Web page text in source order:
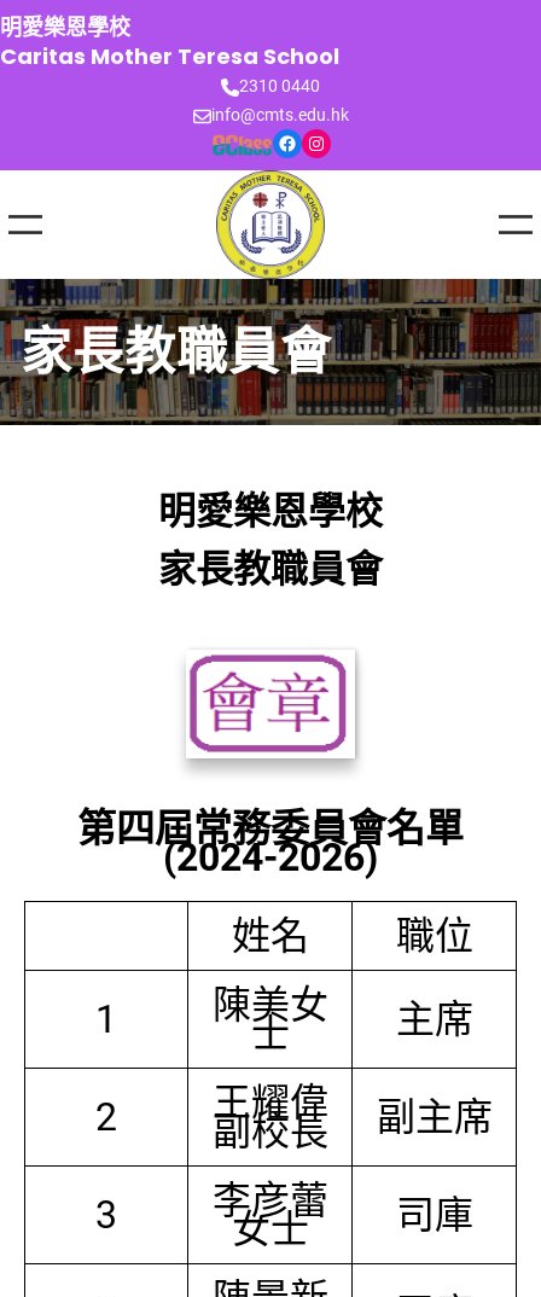
跳
至
主
明愛樂恩學校
Caritas Mother Teresa School
2310 0440
info@cmts.edu.hk
Facebook Instagram
家長教職員會
明愛樂恩學校
家長教職員會
第四屆常務委員會名單
(2024-2026)
姓名
職位
1
陳美女
士 主席
2 王耀偉
副校長 副主席
3 李彦蕾
女士 司庫